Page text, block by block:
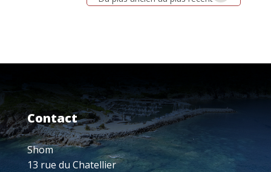
Contact
Shom
13 rue du Chatellier